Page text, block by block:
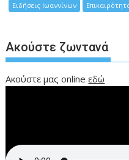
Ειδήσεις Ιωαννίνων
Ακούστε ζωντανά
Ακούστε μας onlineεδώ